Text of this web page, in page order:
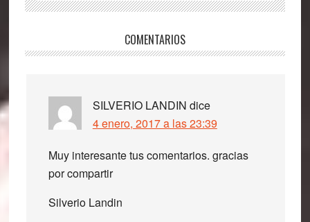
con
lectores
COMENTARIOS
SILVERIO LANDIN dice
4 enero, 2017 a las 23:39
Muy interesante tus comentarios. gracias
por compartir
Silverio Landin